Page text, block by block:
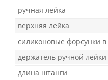
ручная лейка
верхняя лейка
силиконовые форсунки в
держатель ручной лейки
длина штанги